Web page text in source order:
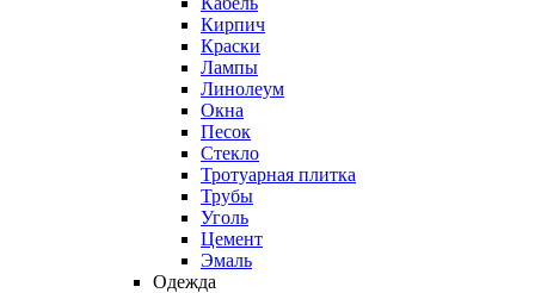
Кирпич
Краски
Лампы
Линолеум
Окна
Песок
Стекло
Тротуарная плитка
Трубы
Уголь
Цемент
Эмаль
Одежда